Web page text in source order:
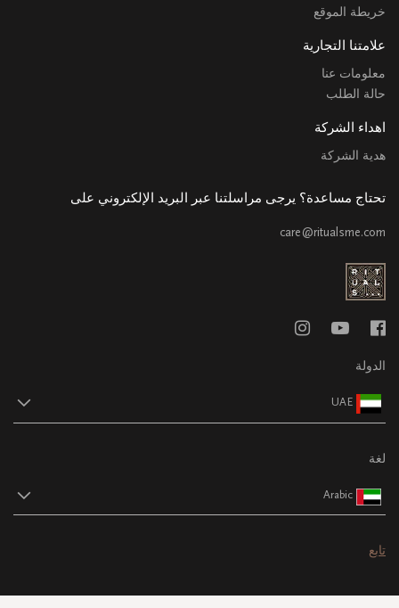
خريطة الموقع
علامتنا التجارية
معلومات عنا
حالة الطلب
اهداء الشركة
هدية الشركة
تحتاج مساعدة؟ يرجى مراسلتنا عبر البريد الإلكتروني على
care@ritualsme.com
الدولة
UAE
لغة
Arabic
تابع